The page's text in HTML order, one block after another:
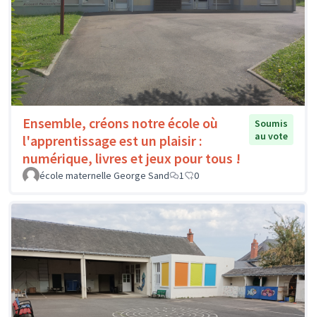
Ensemble, créons notre école où
l'apprentissage est un plaisir :
numérique, livres et jeux pour tous !
Soumis
au vote
école maternelle George Sand 1 0